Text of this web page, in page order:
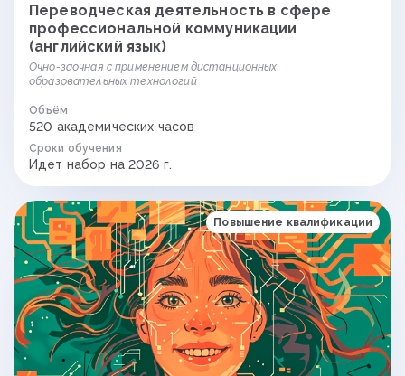
Переводческая деятельность в сфере
профессиональной коммуникации
(английский язык)
Очно-заочная с применением дистанционных
образовательных технологий
Объём
520 академических часов
Сроки обучения
Идет набор на 2026 г.
Повышение квалификации